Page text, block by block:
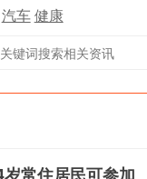
汽车健康